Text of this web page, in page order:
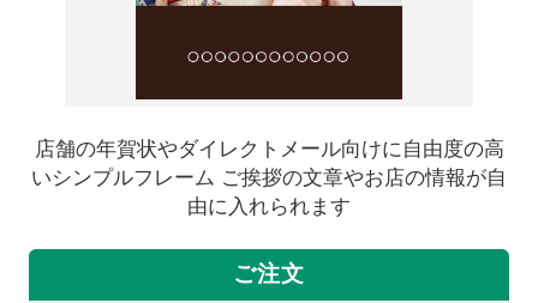
店舗の年賀状やダイレクトメール向けに自由度の高
いシンプルフレーム ご挨拶の文章やお店の情報が自
由に入れられます
ご注文